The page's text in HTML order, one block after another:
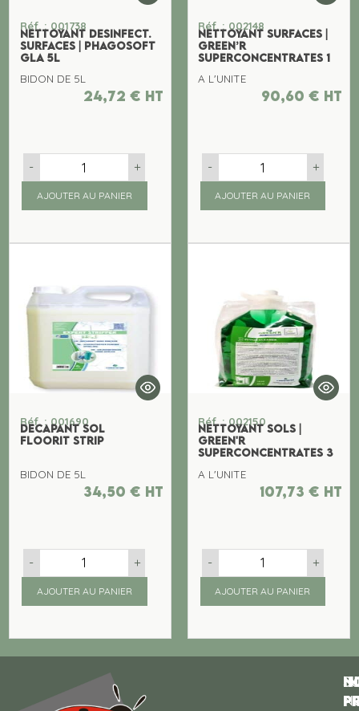
Réf. : 001738
NETTOYANT DESINFECT.
SURFACES | PHAGOSOFT
GLA 5L
BIDON DE 5L
24,72 € ht
- +
AJOUTER AU PANIER
Réf. : 002148
NETTOYANT SURFACES |
GREEN’R
SUPERCONCENTRATES 1
A L'UNITE
90,60 € ht
- +
AJOUTER AU PANIER
Réf. : 001690
DECAPANT SOL
FLOORIT STRIP
BIDON DE 5L
34,50 € ht
- +
AJOUTER AU PANIER
Réf. : 002150
NETTOYANT SOLS |
GREEN'R
SUPERCONCENTRATES 3
A L'UNITE
107,73 € ht
- +
AJOUTER AU PANIER